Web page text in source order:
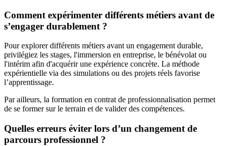
Comment expérimenter différents métiers avant de
s’engager durablement ?
Pour explorer différents métiers avant un engagement durable,
privilégiez les stages, l'immersion en entreprise, le bénévolat ou
l'intérim afin d'acquérir une expérience concrète. La méthode
expérientielle via des simulations ou des projets réels favorise
l’apprentissage.
Par ailleurs, la formation en contrat de professionnalisation permet
de se former sur le terrain et de valider des compétences.
Quelles erreurs éviter lors d’un changement de
parcours professionnel ?